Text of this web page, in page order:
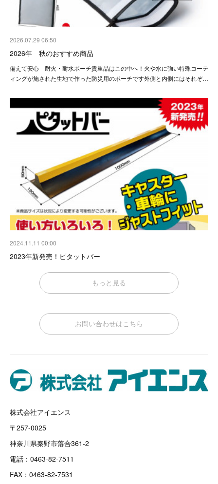
2026.07.29 06:50
2026年 秋のおすすめ商品
備えて安心 耐火・耐水ポーチ貴重品はこの中へ！火や水に強い特殊コーテ
ィングが施された生地で作った防災用のポーチです外側と内側にはそれぞ…
2024.11.11 00:00
2023年新発売！ピタットバー
もっと見る
お問い合わせはこちら
株式会社アイエンス
〒257-0025
神奈川県秦野市落合361-2
電話：0463-82-7511
FAX：0463-82-7531